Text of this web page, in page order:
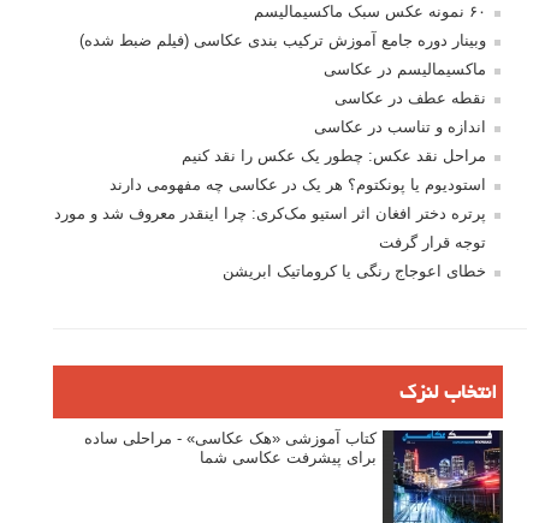
۶۰ نمونه عکس سبک ماکسیمالیسم
وبینار دوره جامع آموزش ترکیب بندی عکاسی (فیلم ضبط شده)
ماکسیمالیسم در عکاسی
نقطه عطف در عکاسی
اندازه و تناسب در عکاسی
مراحل نقد عکس: چطور یک عکس را نقد کنیم
استودیوم یا پونکتوم؟ هر یک در عکاسی چه مفهومی دارند
پرتره دختر افغان اثر استیو مک‌کری: چرا اینقدر معروف شد و مورد
توجه قرار گرفت
خطای اعوجاج رنگی یا کروماتیک ابریشن
انتخاب لنزک
کتاب آموزشی «هک عکاسی» - مراحلی ساده
برای پیشرفت عکاسی شما